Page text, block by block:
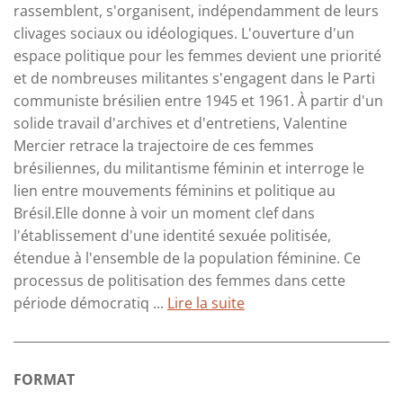
rassemblent, s'organisent, indépendamment de leurs
clivages sociaux ou idéologiques. L'ouverture d'un
espace politique pour les femmes devient une priorité
et de nombreuses militantes s'engagent dans le Parti
communiste brésilien entre 1945 et 1961. À partir d'un
solide travail d'archives et d'entretiens, Valentine
Mercier retrace la trajectoire de ces femmes
brésiliennes, du militantisme féminin et interroge le
lien entre mouvements féminins et politique au
Brésil.Elle donne à voir un moment clef dans
l'établissement d'une identité sexuée politisée,
étendue à l'ensemble de la population féminine. Ce
processus de politisation des femmes dans cette
période démocratiq ... Lire la suite
FORMAT